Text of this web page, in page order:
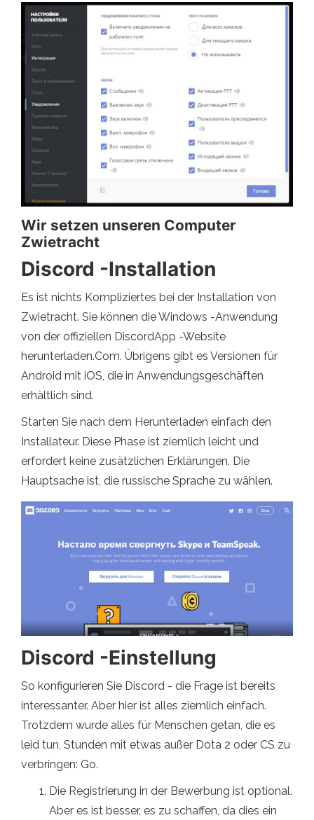
Wir setzen unseren Computer
Zwietracht
Discord -Installation
Es ist nichts Kompliziertes bei der Installation von
Zwietracht. Sie können die Windows -Anwendung
von der offiziellen DiscordApp -Website
herunterladen.Com. Übrigens gibt es Versionen für
Android mit iOS, die in Anwendungsgeschäften
erhältlich sind.
Starten Sie nach dem Herunterladen einfach den
Installateur. Diese Phase ist ziemlich leicht und
erfordert keine zusätzlichen Erklärungen. Die
Hauptsache ist, die russische Sprache zu wählen.
Discord -Einstellung
So konfigurieren Sie Discord - die Frage ist bereits
interessanter. Aber hier ist alles ziemlich einfach.
Trotzdem wurde alles für Menschen getan, die es
leid tun, Stunden mit etwas außer Dota 2 oder CS zu
verbringen: Go.
Die Registrierung in der Bewerbung ist optional.
Aber es ist besser, es zu schaffen, da dies ein